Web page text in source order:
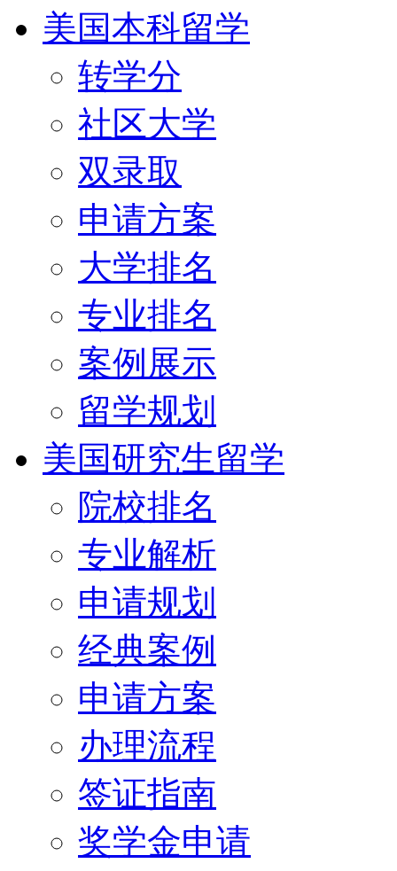
美国本科留学
转学分
社区大学
双录取
申请方案
大学排名
专业排名
案例展示
留学规划
美国研究生留学
院校排名
专业解析
申请规划
经典案例
申请方案
办理流程
签证指南
奖学金申请